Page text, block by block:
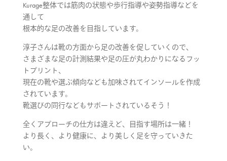
Kurage整体では筋肉の状態や歩行指導や姿勢指導などを
通して
根本的な足の改善を目指しています。
淳子さんは靴の方面から足の改善を促していくので、
さまざまな足の計測結果や足の圧が丸わかりになるフッ
トプリント、
現在の靴や選ぶ傾向なども加味されてインソールを作成
されています。
靴選びの同行などもサポートされているそう！
全くアプローチの仕方は違えど、目指す場所は一緒！
より長く、より健康に、より美しく足を守っていきた
い。